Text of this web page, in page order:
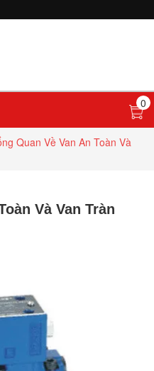
852 854
0
Quan Về Van An Toàn Và
Và Van Tràn